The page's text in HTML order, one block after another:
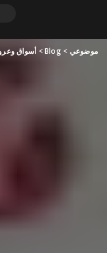
موضوعي >
Blog
> أسواق